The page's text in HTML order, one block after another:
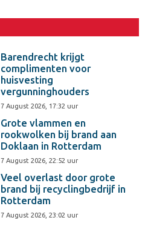
Barendrecht krijgt
complimenten voor
huisvesting
vergunninghouders
7 August 2026, 17:32 uur
Grote vlammen en
rookwolken bij brand aan
Doklaan in Rotterdam
7 August 2026, 22:52 uur
Veel overlast door grote
brand bij recyclingbedrijf in
Rotterdam
7 August 2026, 23:02 uur